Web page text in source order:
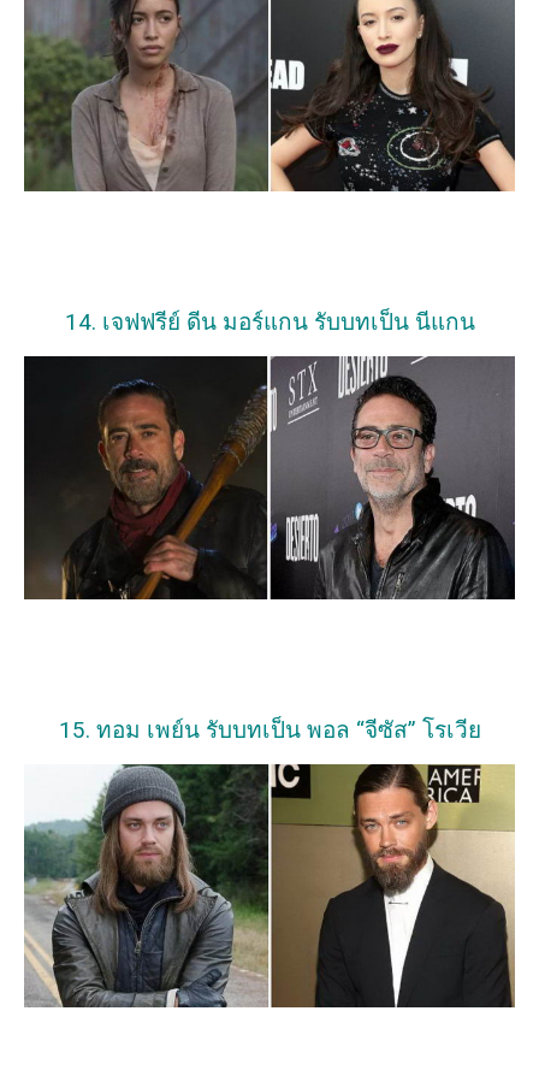
14. เจฟฟรีย์ ดีน มอร์แกน รับบทเป็น นีแกน
15. ทอม เพย์น รับบทเป็น พอล “จีซัส” โรเวีย